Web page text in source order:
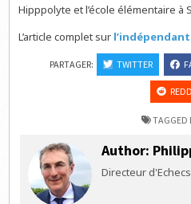
Hipppolyte et l’école élémentaire à
L’article complet sur l’indépendant
PARTAGER: TWITTER
TAGGED
Author:
Directeur